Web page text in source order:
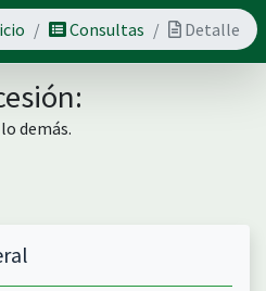
Consultas Detalle
demás.